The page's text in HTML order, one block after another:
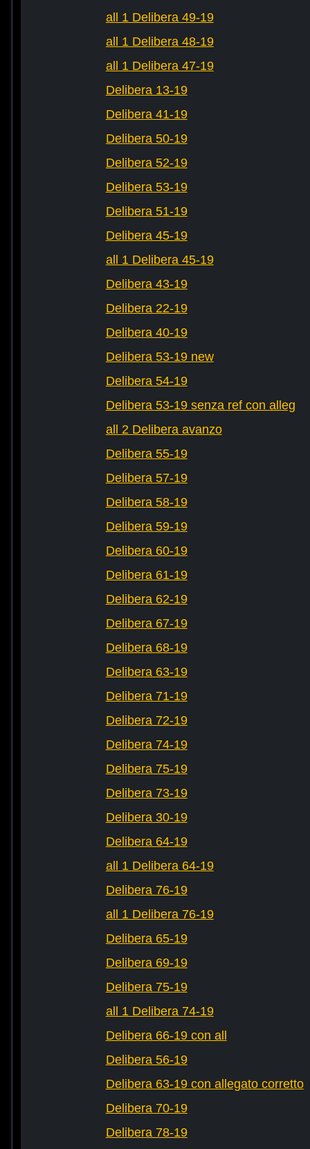
all 1 Delibera 49-19
all 1 Delibera 48-19
all 1 Delibera 47-19
Delibera 13-19
Delibera 41-19
Delibera 50-19
Delibera 52-19
Delibera 53-19
Delibera 51-19
Delibera 45-19
all 1 Delibera 45-19
Delibera 43-19
Delibera 22-19
Delibera 40-19
Delibera 53-19 new
Delibera 54-19
Delibera 53-19 senza ref con alleg
all 2 Delibera avanzo
Delibera 55-19
Delibera 57-19
Delibera 58-19
Delibera 59-19
Delibera 60-19
Delibera 61-19
Delibera 62-19
Delibera 67-19
Delibera 68-19
Delibera 63-19
Delibera 71-19
Delibera 72-19
Delibera 74-19
Delibera 75-19
Delibera 73-19
Delibera 30-19
Delibera 64-19
all 1 Delibera 64-19
Delibera 76-19
all 1 Delibera 76-19
Delibera 65-19
Delibera 69-19
Delibera 75-19
all 1 Delibera 74-19
Delibera 66-19 con all
Delibera 56-19
Delibera 63-19 con allegato corretto
Delibera 70-19
Delibera 78-19